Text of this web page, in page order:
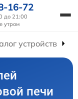
16-72
до 21:00
утром
устройств
печи